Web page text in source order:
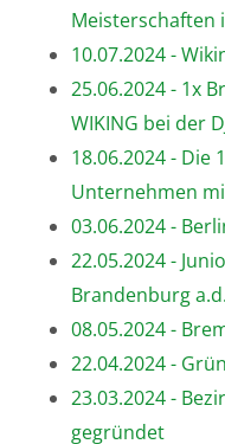
Meisterschaften
10.07.2024 -
25.06.2024 - 1x
WIKING bei der
18.06.2024 - Die
Unternehmen
03.06.2024 -
22.05.2024 -
Brandenburg
08.05.2024 -
22.04.2024 -
23.03.2024 -
gegründet